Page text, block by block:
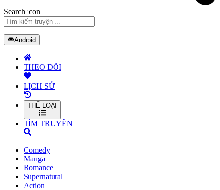
Search icon
Android
THEO DÕI
LỊCH SỬ
THỂ LOẠI
TÌM TRUYỆN
Comedy
Manga
Romance
Supernatural
Action